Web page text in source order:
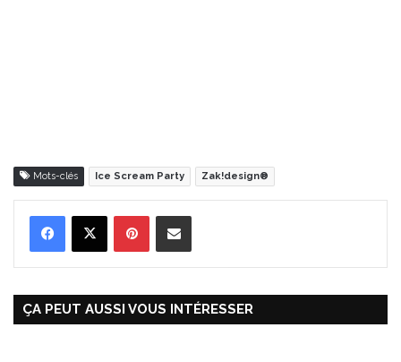
Mots-clés Ice Scream Party Zak!design®
ÇA PEUT AUSSI VOUS INTÉRESSER